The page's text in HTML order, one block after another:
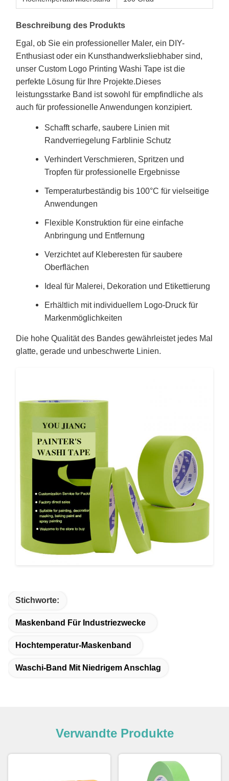
Beschreibung des Produkts
Egal, ob Sie ein professioneller Maler, ein DIY-
Enthusiast oder ein Kunsthandwerksliebhaber sind,
unser Custom Logo Printing Washi Tape ist die
perfekte Lösung für Ihre Projekte.Dieses
leistungsstarke Band ist sowohl für empfindliche als
auch für professionelle Anwendungen konzipiert.
Schafft scharfe, saubere Linien mit
Randverriegelung Farblinie Schutz
Verhindert Verschmieren, Spritzen und
Tropfen für professionelle Ergebnisse
Temperaturbeständig bis 100°C für vielseitige
Anwendungen
Flexible Konstruktion für eine einfache
Anbringung und Entfernung
Verzichtet auf Kleberesten für saubere
Oberflächen
Ideal für Malerei, Dekoration und Etikettierung
Erhältlich mit individuellem Logo-Druck für
Markenmöglichkeiten
Die hohe Qualität des Bandes gewährleistet jedes Mal
glatte, gerade und unbeschwerte Linien.
Stichworte:
Maskenband Für Industriezwecke
Hochtemperatur-Maskenband
Waschi-Band Mit Niedrigem Anschlag
Verwandte Produkte